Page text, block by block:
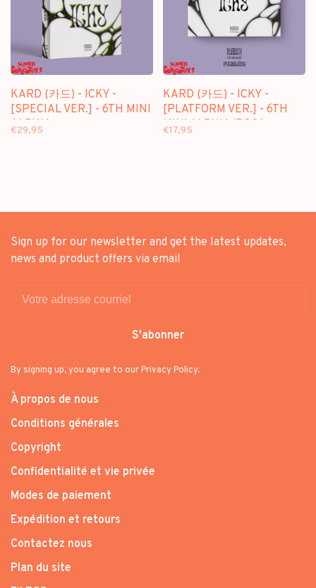
KARD (카드) - ICKY -
[SPECIAL VER.] - 6TH MINI
ALBUM
€29,95
KARD (카드) - ICKY -
[PLATFORM VER.] - 6TH
MINI ALBUM (POCA
€17,95
Sign up for our newsletter and get the latest updates,
news and product offers via email
S'abonner
By signing up, you agree to our Privacy Policy.
À propos de nous
Conditions générales
Copyright
Confidentialité et vie privée
Modes de paiement
Expédition et retours
Contactez nous
Plan du site